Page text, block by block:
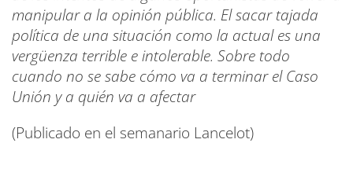
manipular a la opinión pública. El sacar tajada
política de una situación como la actual es una
vergüenza terrible e intolerable. Sobre todo
cuando no se sabe cómo va a terminar el Caso
Unión y a quién va a afectar
(Publicado en el semanario Lancelot)